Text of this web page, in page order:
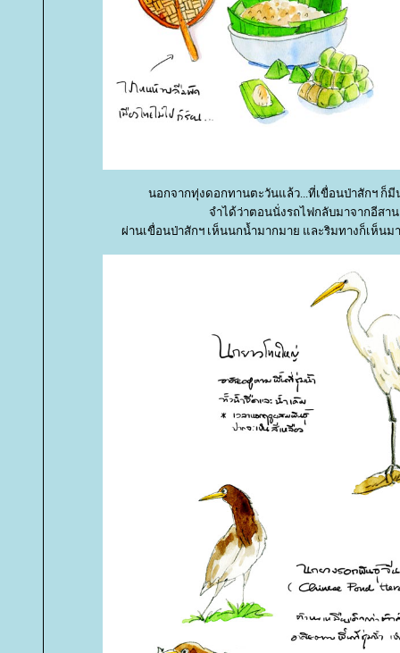
นอกจากทุ่งดอกทานตะวันแล้ว...ที่เขื่อนป่าสักฯ ก็มี
จำได้ว่าตอนนั่งรถไฟกลับมาจากอีสาน
ผ่านเขื่อนป่าสักฯ เห็นนกน้ำมากมาย และริมทางก็เห็นม